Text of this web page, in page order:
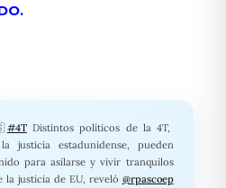
#4TDistintos políticos de la 4T,
justicia estadunidense, pueden
para asilarse y vivir tranquilos
la justicia de EU, reveló @rpascoep